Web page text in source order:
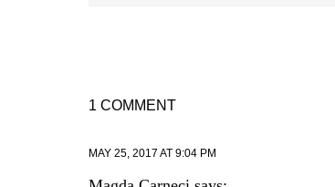
1 COMMENT
MAY 25, 2017 AT 9:04 PM